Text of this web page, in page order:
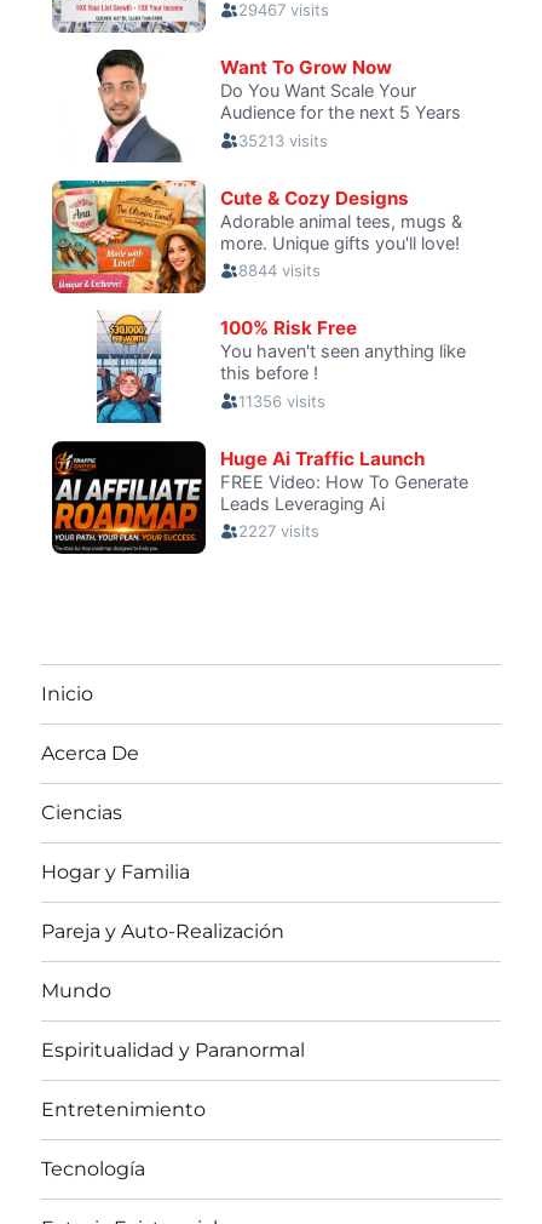
Inicio
Acerca De
Ciencias
Hogar y Familia
Pareja y Auto-Realización
Mundo
Espiritualidad y Paranormal
Entretenimiento
Tecnología